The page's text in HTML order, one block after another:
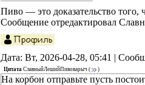
Пиво — это доказательство того,
Сообщение отредактировал
Дата: Вт, 2026-04-28, 05:41 |
Цитата СлавныйЛешийПивоварыч ( )
На корбон отправьте пусть